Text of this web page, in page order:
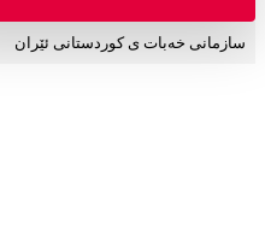
سازمانی خەبات ی کوردستانی ئێران